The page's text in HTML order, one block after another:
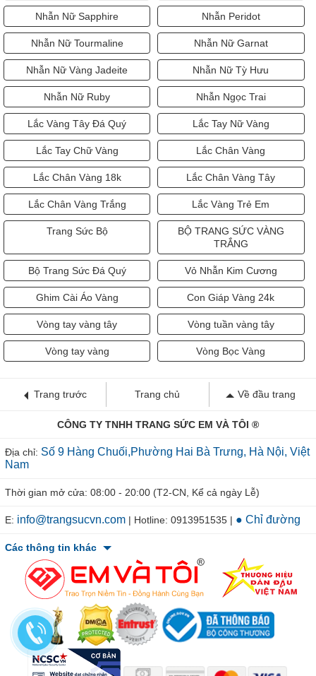
Nhẫn Nữ Sapphire Nhẫn Peridot
Nhẫn Nữ Tourmaline Nhẫn Nữ Garnat
Nhẫn Nữ Vàng Jadeite Nhẫn Nữ Tỳ Hưu
Nhẫn Nữ Ruby Nhẫn Ngọc Trai
Lắc Vàng Tây Đá Quý Lắc Tay Nữ Vàng
Lắc Tay Chữ Vàng Lắc Chân Vàng
Lắc Chân Vàng 18k Lắc Chân Vàng Tây
Lắc Chân Vàng Trắng Lắc Vàng Trẻ Em
Trang Sức Bộ
BỘ TRANG SỨC VÀNG
TRẮNG
Bộ Trang Sức Đá Quý Vỏ Nhẫn Kim Cương
Ghim Cài Áo Vàng Con Giáp Vàng 24k
Vòng tay vàng tây Vòng tuần vàng tây
Vòng tay vàng Vòng Bọc Vàng
Trang trước Trang chủ Về đầu trang
CÔNG TY TNHH TRANG SỨC EM VÀ TÔI ®
Địa chỉ: Số 9 Hàng Chuối,Phường Hai Bà Trưng, Hà Nội, Việt
Nam
Thời gian mở cửa: 08:00 - 20:00 (T2-CN, Kể cả ngày Lễ)
E: info@trangsucvn.com | Hotline: 0913951535 | ● Chỉ đường
Các thông tin khác